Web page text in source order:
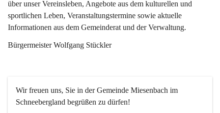
über unser Vereinsleben, Angebote aus dem kulturellen und
sportlichen Leben, Veranstaltungstermine sowie aktuelle
Informationen aus dem Gemeinderat und der Verwaltung.
Bürgermeister Wolfgang Stückler
Wir freuen uns, Sie in der Gemeinde Miesenbach im
Schneebergland begrüßen zu dürfen!